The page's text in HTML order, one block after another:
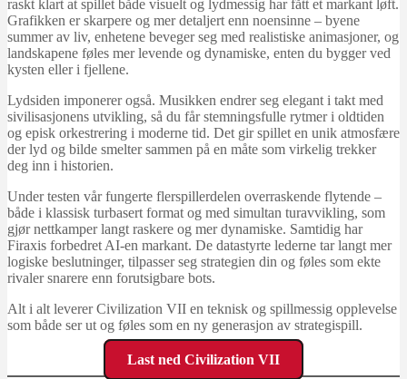
raskt klart at spillet både visuelt og lydmessig har fått et markant løft.
Grafikken er skarpere og mer detaljert enn noensinne – byene
summer av liv, enhetene beveger seg med realistiske animasjoner, og
landskapene føles mer levende og dynamiske, enten du bygger ved
kysten eller i fjellene.
Lydsiden imponerer også. Musikken endrer seg elegant i takt med
sivilisasjonens utvikling, så du får stemningsfulle rytmer i oldtiden
og episk orkestrering i moderne tid. Det gir spillet en unik atmosfære
der lyd og bilde smelter sammen på en måte som virkelig trekker
deg inn i historien.
Under testen vår fungerte flerspillerdelen overraskende flytende –
både i klassisk turbasert format og med simultan turavvikling, som
gjør nettkamper langt raskere og mer dynamiske. Samtidig har
Firaxis forbedret AI-en markant. De datastyrte lederne tar langt mer
logiske beslutninger, tilpasser seg strategien din og føles som ekte
rivaler snarere enn forutsigbare bots.
Alt i alt leverer Civilization VII en teknisk og spillmessig opplevelse
som både ser ut og føles som en ny generasjon av strategispill.
Last ned Civilization VII